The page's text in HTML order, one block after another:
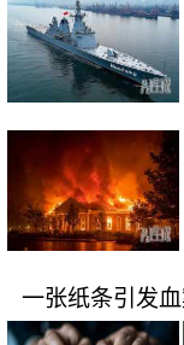
一张纸条引发血